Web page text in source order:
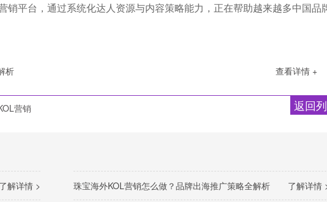
销平台，通过系统化达人资源与内容策略能力，正在帮助越来越多中国品
查看详情 +
析
返回
营销
了解详情 > 了解详情
珠宝海外KOL营销怎么做？品牌出海推广策略全解析